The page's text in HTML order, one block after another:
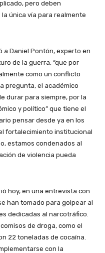
pero deben
única vía para realmente
a Daniel Pontón, experto en
de la guerra, “que por
como un conflicto
pregunta, el académico
durar para siempre, por la
y político” que tiene el
pensar desde ya en los
fortalecimiento institucional
estamos condenados al
de violencia pueda
hoy, en una entrevista con
han tomado para golpear al
dedicadas al narcotráfico.
de droga, como el
22 toneladas de cocaína.
con la